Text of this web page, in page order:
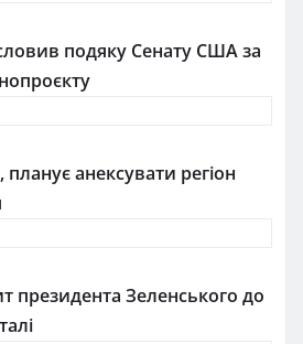
подяку Сенату США за
планує анексувати регіон
президента Зеленського до